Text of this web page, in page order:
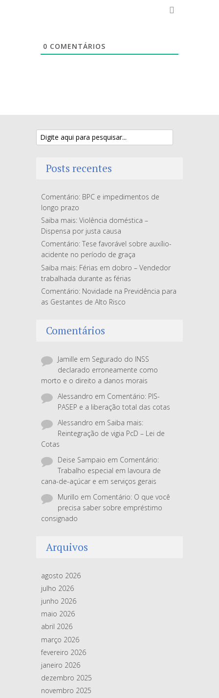
0 COMENTÁRIOS
Posts recentes
Comentário: BPC e impedimentos de
longo prazo
Saiba mais: Violência doméstica –
Dispensa por justa causa
Comentário: Tese favorável sobre auxílio-
acidente no período de graça
Saiba mais: Férias em dobro – Vendedor
trabalhada durante as férias
Comentário: Novidade na Previdência para
as Gestantes de Alto Risco
Comentários
Jamille em Segurado do INSS
declarado erroneamente como
morto e o direito a danos morais
Alessandro em Comentário: PIS-
PASEP e a liberação total das cotas
Alessandro em Saiba mais:
Reintegração de vigia PcD – Lei de
Cotas
Deise Sampaio em Comentário:
Trabalho especial em lavoura de
cana-de-açúcar e em serviços gerais
Murillo em Comentário: O que você
precisa saber sobre empréstimo
consignado
Arquivos
agosto 2026
julho 2026
junho 2026
maio 2026
abril 2026
março 2026
fevereiro 2026
janeiro 2026
dezembro 2025
novembro 2025